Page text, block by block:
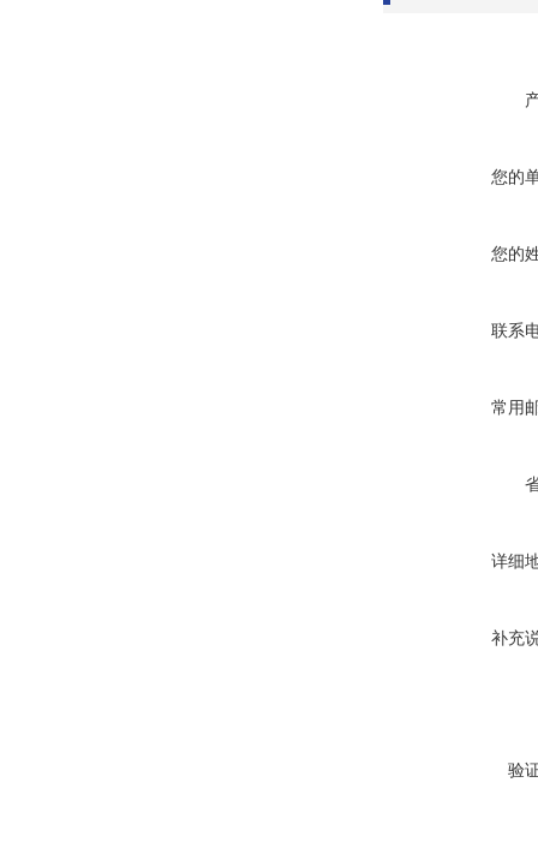
您的
您的
联系
常用
详细
补充
验